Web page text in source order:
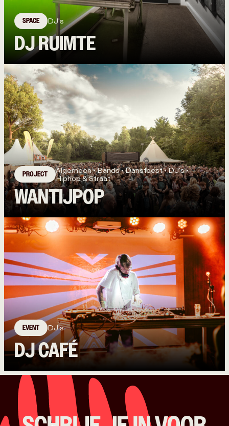
SPACE DJ's
DJ RUIMTE
PROJECT
Algemeen • Bands • Dansfeest • DJ's •
Hiphop & Straat
WANTIJPOP
EVENT DJ's
DJ CAFÉ